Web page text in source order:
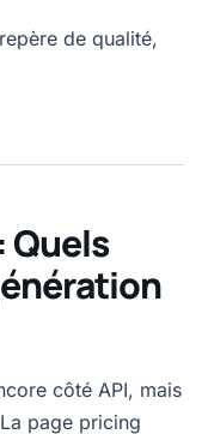
de qualité,
Quels
côté API, mais
page pricing